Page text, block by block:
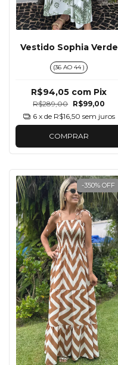
Vestido Sophia Verde
(36 AO 44 )
R$289,00 R$99,00
R$94,05 com Pix
6 x de R$16,50 sem juros
COMPRAR
-350% OFF